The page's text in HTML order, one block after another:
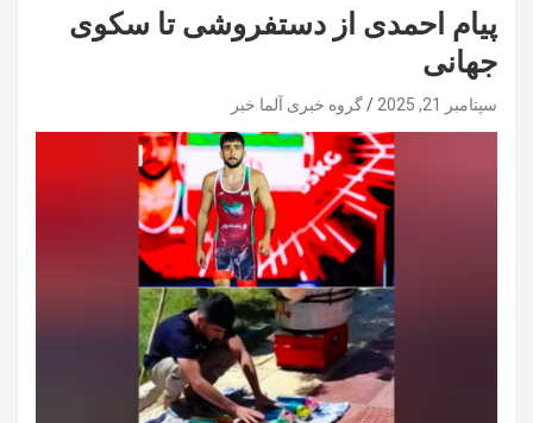
پیام احمدی از دستفروشی تا سکوی
جهانی
سپتامبر 21, 2025 گروه خبری آلما خبر